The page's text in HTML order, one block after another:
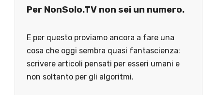
Per NonSolo.TV non sei un numero.
E per questo proviamo ancora a fare una
cosa che oggi sembra quasi fantascienza:
scrivere articoli pensati per esseri umani e
non soltanto per gli algoritmi.